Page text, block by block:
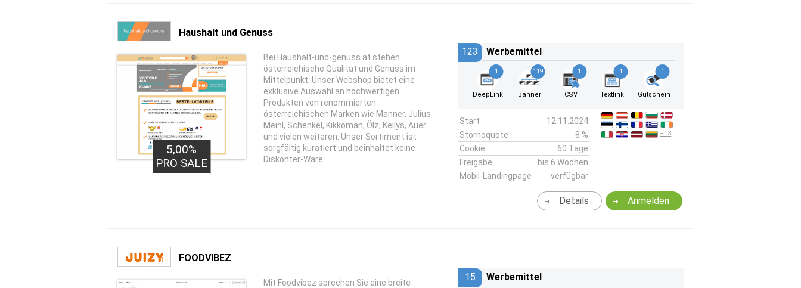
Haushalt und Genuss
5,00%
PRO SALE
Bei Haushalt-und-genuss.at stehen
österreichische Qualität und Genuss im
Mittelpunkt. Unser Webshop bietet eine
exklusive Auswahl an hochwertigen
Produkten von renommierten
österreichischen Marken wie Manner, Julius
Meinl, Schenkel, Kikkoman, Ölz, Kellys, Auer
und vielen weiteren. Unser Sortiment ist
sorgfältig kuratiert und beinhaltet keine
Diskonter-Ware.
123 Werbemittel
1
DeepLink
119
Banner
1
CSV
1
Textlink
1
Gutschein
Start
12.11.2024
Stornoquote
8 %
Cookie
60 Tage
Freigabe
bis 6 Wochen
Mobil-Landingpage
verfügbar
+13
Anmelden
Details
FOODVIBEZ
Mit Foodvibez sprechen Sie eine breite
15 Werbemittel